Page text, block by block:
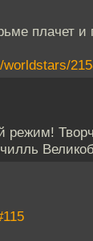
плачет и
режим!